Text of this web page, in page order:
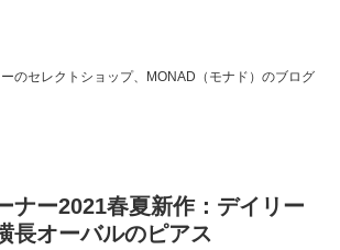
のセレクトショップ、MONAD（モナド）のブログ
ナー2021春夏新作：デイリー
長オーバルのピアス